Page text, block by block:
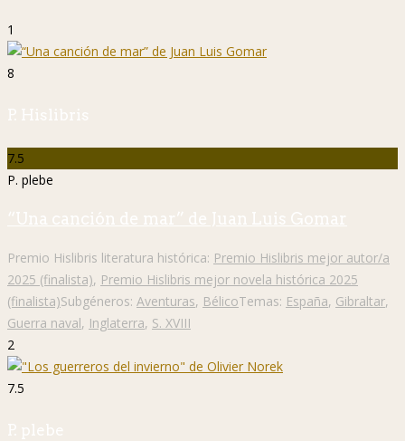
1
8
P. Hislibris
7.5
P. plebe
“Una canción de mar” de Juan Luis Gomar
Premio Hislibris literatura histórica: Premio Hislibris mejor autor/a
2025 (finalista), Premio Hislibris mejor novela histórica 2025
(finalista)Subgéneros: Aventuras, BélicoTemas: España, Gibraltar,
Guerra naval, Inglaterra, S. XVIII
2
7.5
P. plebe